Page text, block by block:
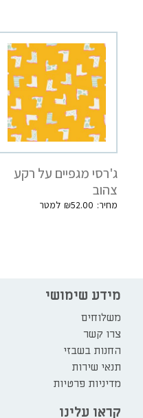
ג'רסי מגפיים על רקע
צהוב
₪52.00
מידע שימושי
משלוחים
צרו קשר
החנות בשבזי
תנאי שירות
מדיניות פרטיות
קראו עלינו